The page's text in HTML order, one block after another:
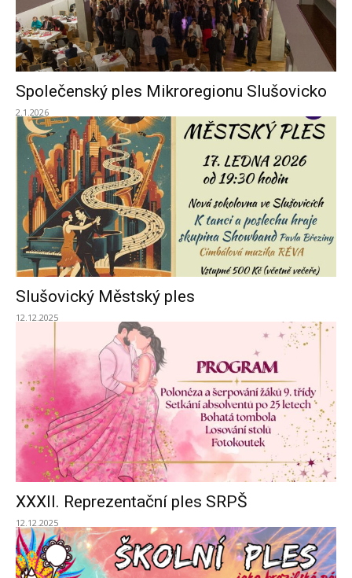
Společenský ples Mikroregionu Slušovicko
2.1.2026
Slušovický Městský ples
12.12.2025
XXXII. Reprezentační ples SRPŠ
12.12.2025